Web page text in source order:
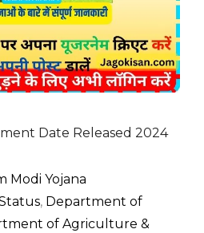
Date Released 2024
Modi Yojana
, Department of
of Agriculture &